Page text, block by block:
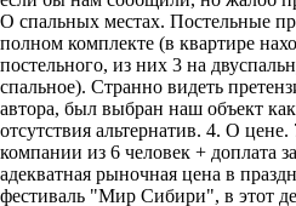
О спальных местах. Постельные
полном комплекте (в квартире
постельного, из них 3 на
спальное). Странно видеть
автора, был выбран наш объект
отсутствия альтернатив. 4. О цене.
компании из 6 человек + доплата
адекватная рыночная цена в
фестиваль "Мир Сибири", в этот